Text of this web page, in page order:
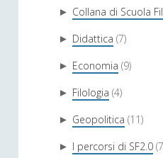
► Collana di Scuola
► Didattica (7)
► Economia (9)
► Filologia (4)
► Geopolitica (11)
► I percorsi di SF2.0